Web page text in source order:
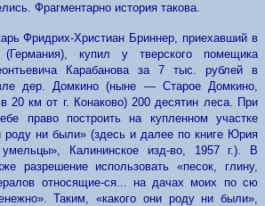
Фрагментарно история такова.
Фридрих-Христиан Бриннер, приехавший в
купил у тверского помещика
Карабанова за 7 тыс. рублей в
дер. Домкино (ныне — Старое Домкино,
20 км от г. Конаково) 200 десятин леса. При
право построить на купленном участке
роду ни были» (здесь и далее по книге Юрия
умельцы», Калининское изд-во, 1957 г.). В
разрешение использовать «песок, глину,
относящие-ся... на дачах моих по сю
Таким, «какого они роду ни были»,